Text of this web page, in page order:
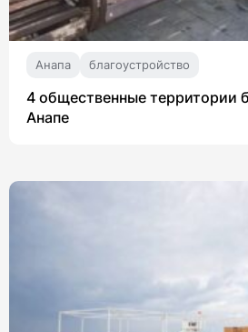
Анапа благоустройство
4 общественные территории
Анапе